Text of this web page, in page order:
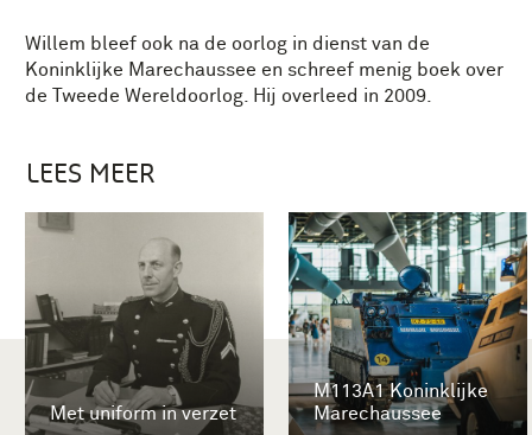
Willem bleef ook na de oorlog in dienst van de
Koninklijke Marechaussee en schreef menig boek over
de Tweede Wereldoorlog. Hij overleed in 2009.
LEES MEER
Met uniform in verzet
M113A1 Koninklijke
Marechaussee